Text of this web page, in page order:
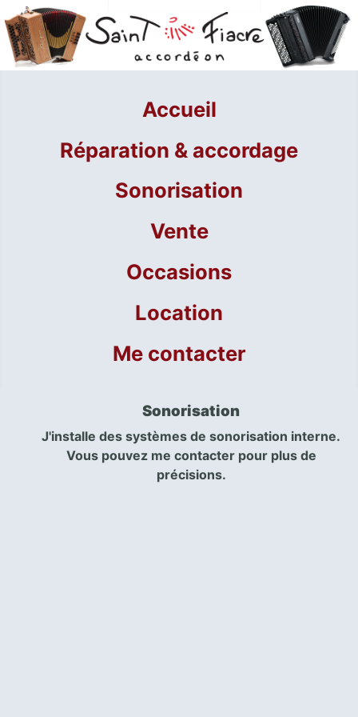
Accueil
Réparation & accordage
Sonorisation
Vente
Occasions
Location
Me contacter
Sonorisation
J'installe des systèmes de sonorisation interne.
Vous pouvez me contacter pour plus de
précisions.